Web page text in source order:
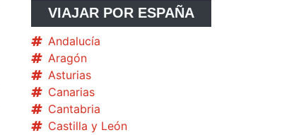
VIAJAR POR ESPAÑA
Andalucía
Aragón
Asturias
Canarias
Cantabria
Castilla y León